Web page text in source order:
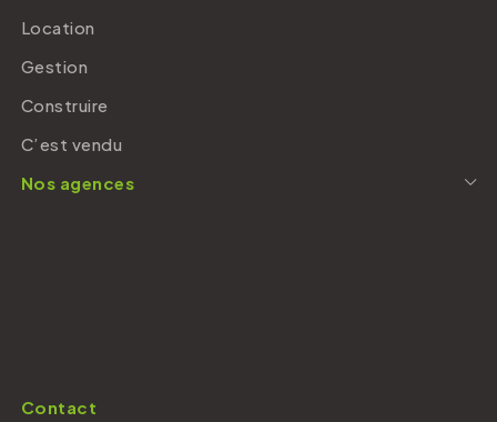
Location
Gestion
Construire
C’est vendu
Nos agences
Contact